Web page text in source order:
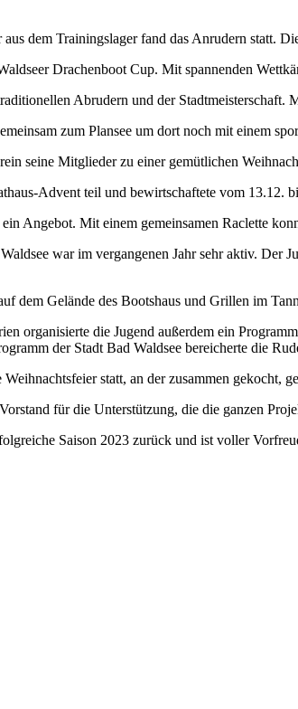
dem Trainingslager fand das Anrudern statt.
Drachenboot Cup. Mit spannenden
Abrudern und der
zum Plansee um dort noch mit einem
seine Mitglieder zu einer gemütlichen
Advent teil und bewirtschaftete vom 13.12.
Angebot. Mit einem gemeinsamen Raclette
war im vergangenen Jahr sehr aktiv.
dem Gelände des Bootshaus und Grillen im
organisierte die Jugend außerdem ein
der Stadt Bad Waldsee bereicherte die
statt, an der zusammen gekocht,
für die Unterstützung, die die ganzen
Saison 2023 zurück und ist voller